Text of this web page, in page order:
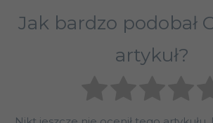
Jak bardzo podobał
artykuł?